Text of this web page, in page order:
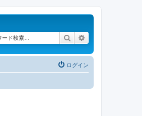
検索
ログイン